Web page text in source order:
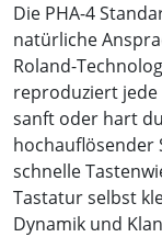
Die PHA-4
natürliche
Roland-
reproduziert jede
sanft oder hart
hochauflösender
schnelle
Tastatur selbst
Dynamik und